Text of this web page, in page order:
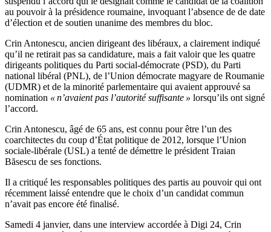
au pouvoir à la présidence roumaine, invoquant l’absence de de date
d’élection et de soutien unanime des membres du bloc.
Crin Antonescu, ancien dirigeant des libéraux, a clairement indiqué
qu’il ne retirait pas sa candidature, mais a fait valoir que les quatre
dirigeants politiques du Parti social-démocrate (PSD), du Parti
national libéral (PNL), de l’Union démocrate magyare de Roumanie
(UDMR) et de la minorité parlementaire qui avaient approuvé sa
nomination « n’avaient pas l’autorité suffisante » lorsqu’ils ont signé
l’accord.
Crin Antonescu, âgé de 65 ans, est connu pour être l’un des
coarchitectes du coup d’État politique de 2012, lorsque l’Union
sociale-libérale (USL) a tenté de démettre le président Traian
Băsescu de ses fonctions.
Il a critiqué les responsables politiques des partis au pouvoir qui ont
récemment laissé entendre que le choix d’un candidat commun
n’avait pas encore été finalisé.
Samedi 4 janvier, dans une interview accordée à Digi 24, Crin